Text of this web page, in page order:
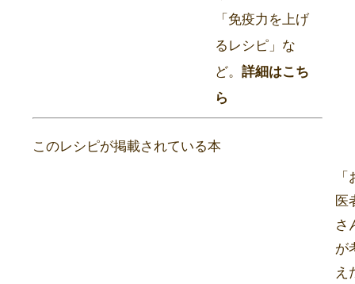
「免疫力を上げ
るレシピ」な
ど。 詳細はこち
ら
このレシピが掲載されている本
「
医
さ
が
え